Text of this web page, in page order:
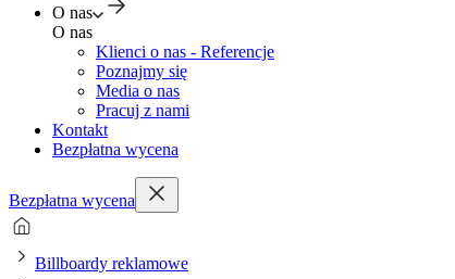
O nas
O nas
Klienci o nas - Referencje
Poznajmy się
Media o nas
Pracuj z nami
Kontakt
Bezpłatna wycena
Bezpłatna wycena
Billboardy reklamowe